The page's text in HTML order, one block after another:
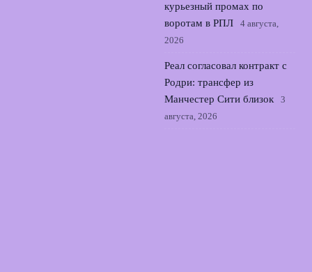
курьезный промах по
воротам в РПЛ
4 августа,
2026
Реал согласовал контракт с
Родри: трансфер из
Манчестер Сити близок
3
августа, 2026